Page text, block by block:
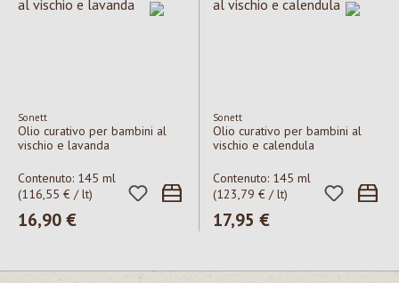
Sonett
Olio curativo per bambini al
vischio e lavanda
Contenuto: 145 ml
(116,55 € / lt)
Prezzo normale:
16,90 €
Sonett
Olio curativo per bambini al
vischio e calendula
Contenuto: 145 ml
(123,79 € / lt)
Prezzo normale:
17,95 €